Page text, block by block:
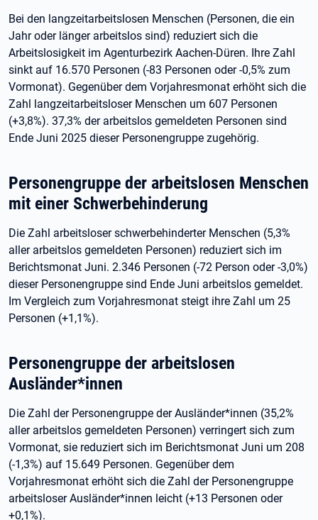
Bei den langzeitarbeitslosen Menschen (Personen, die ein
Jahr oder länger arbeitslos sind) reduziert sich die
Arbeitslosigkeit im Agenturbezirk Aachen-Düren. Ihre Zahl
sinkt auf 16.570 Personen (-83 Personen oder -0,5% zum
Vormonat). Gegenüber dem Vorjahresmonat erhöht sich die
Zahl langzeitarbeitsloser Menschen um 607 Personen
(+3,8%). 37,3% der arbeitslos gemeldeten Personen sind
Ende Juni 2025 dieser Personengruppe zugehörig.
Personengruppe der arbeitslosen Menschen
mit einer Schwerbehinderung
Die Zahl arbeitsloser schwerbehinderter Menschen (5,3%
aller arbeitslos gemeldeten Personen) reduziert sich im
Berichtsmonat Juni. 2.346 Personen (-72 Person oder -3,0%)
dieser Personengruppe sind Ende Juni arbeitslos gemeldet.
Im Vergleich zum Vorjahresmonat steigt ihre Zahl um 25
Personen (+1,1%).
Personengruppe der arbeitslosen
Ausländer*innen
Die Zahl der Personengruppe der Ausländer*innen (35,2%
aller arbeitslos gemeldeten Personen) verringert sich zum
Vormonat, sie reduziert sich im Berichtsmonat Juni um 208
(-1,3%) auf 15.649 Personen. Gegenüber dem
Vorjahresmonat erhöht sich die Zahl der Personengruppe
arbeitsloser Ausländer*innen leicht (+13 Personen oder
+0,1%).